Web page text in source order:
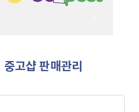
중고샵 판매관리